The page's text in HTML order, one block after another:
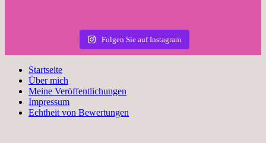
Folgen Sie auf Instagram
Startseite
Über mich
Meine Veröffentlichungen
Impressum
Echtheit von Bewertungen